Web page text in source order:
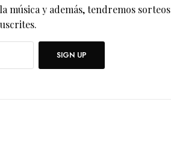
música y además, tendremos sorteos
SIGN UP